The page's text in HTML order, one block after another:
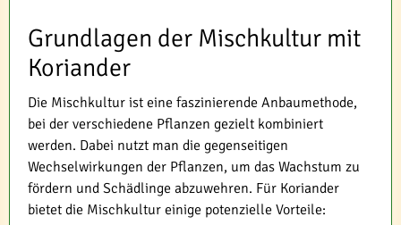
Grundlagen der Mischkultur mit
Koriander
Die Mischkultur ist eine faszinierende Anbaumethode,
bei der verschiedene Pflanzen gezielt kombiniert
werden. Dabei nutzt man die gegenseitigen
Wechselwirkungen der Pflanzen, um das Wachstum zu
fördern und Schädlinge abzuwehren. Für Koriander
bietet die Mischkultur einige potenzielle Vorteile: